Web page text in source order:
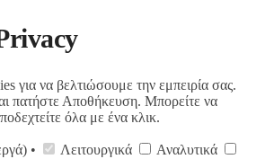
για να βελτιώσουμε την εμπειρία σας.
πατήστε Αποθήκευση. Μπορείτε να
όλα με ένα κλικ.
• Λειτουργικά
Αναλυτικά